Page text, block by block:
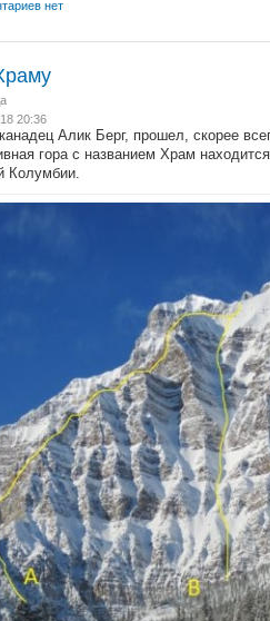
нет
20:36
Алик Берг, прошел, скорее
гора с названием Храм
Колумбии.